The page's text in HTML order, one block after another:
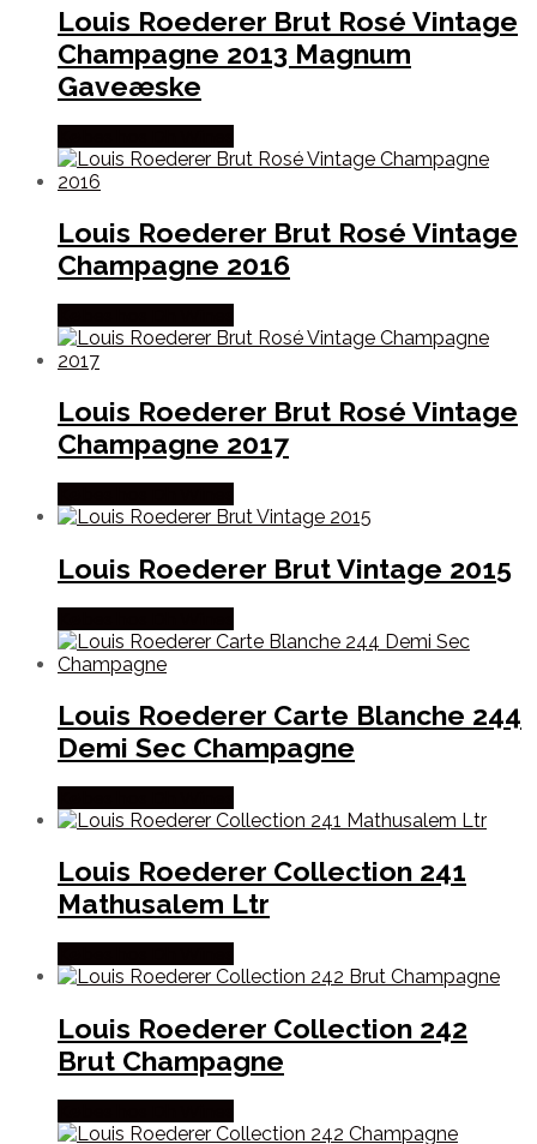
Louis Roederer Brut Rosé Vintage
Champagne 2013 Magnum
Gaveæske
Louis Roederer Brut Rosé Vintage
Champagne 2016
Louis Roederer Brut Rosé Vintage
Champagne 2017
Louis Roederer Brut Vintage 2015
Louis Roederer Carte Blanche 244
Demi Sec Champagne
Louis Roederer Collection 241
Mathusalem Ltr
Louis Roederer Collection 242
Brut Champagne